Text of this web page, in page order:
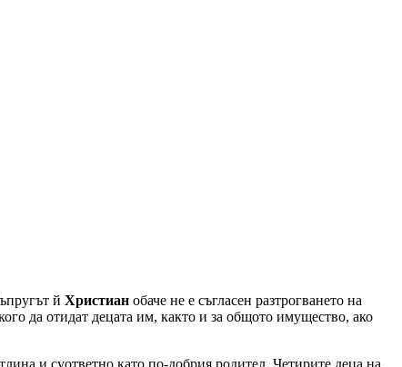
й Христиан обаче не е съгласен разтрогването на
да отидат децата им, както и за общото имущество, ако
и сyответно като по-добрия родител. Четирите деца на